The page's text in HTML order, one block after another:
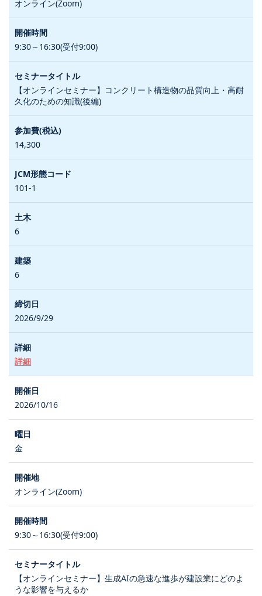
オンライン(Zoom)
9:30～16:30(受付9:00)
【オンラインセミナー】コンクリート構造物の品質向上・高耐
久化のための知識(後編)
14,300
101-1
6
6
2026/9/29
詳細
2026/10/16
金
オンライン(Zoom)
9:30～16:30(受付9:00)
【オンラインセミナー】生成AIの急速な進歩が建設業にどのよ
うな影響を与えるか